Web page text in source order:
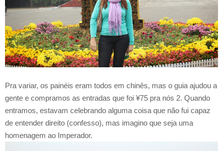
Pra variar, os painéis eram todos em chinês, mas o guia ajudou a
gente e compramos as entradas que foi ¥75 pra nós 2. Quando
entramos, estavam celebrando alguma coisa que não fui capaz
de entender direito (confesso), mas imagino que seja uma
homenagem ao Imperador.